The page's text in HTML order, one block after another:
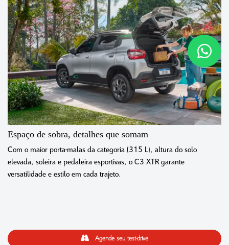
Espaço de sobra, detalhes que somam
Com o maior porta-malas da categoria (315 L), altura do solo
elevada, soleira e pedaleira esportivas, o C3 XTR garante
versatilidade e estilo em cada trajeto.
Agende seu test-drive